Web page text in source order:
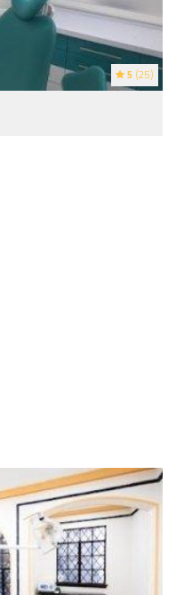
5 (25)